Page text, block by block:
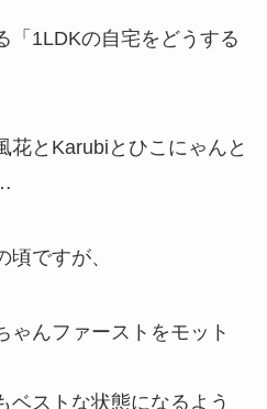
「1LDKの自宅をどうする
花とKarubiとひこにゃんと
ですが、
ゃんファーストをモット
ベストな状態になるよう